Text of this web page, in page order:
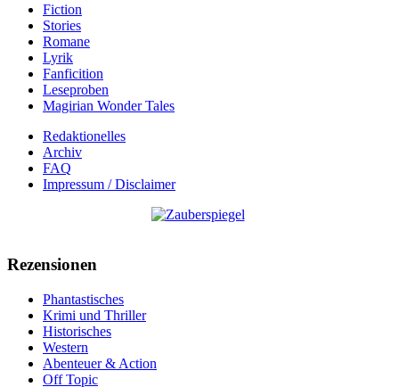
Fiction
Stories
Romane
Lyrik
Fanficition
Leseproben
Magirian Wonder Tales
Redaktionelles
Archiv
FAQ
Impressum / Disclaimer
Rezensionen
Phantastisches
Krimi und Thriller
Historisches
Western
Abenteuer & Action
Off Topic